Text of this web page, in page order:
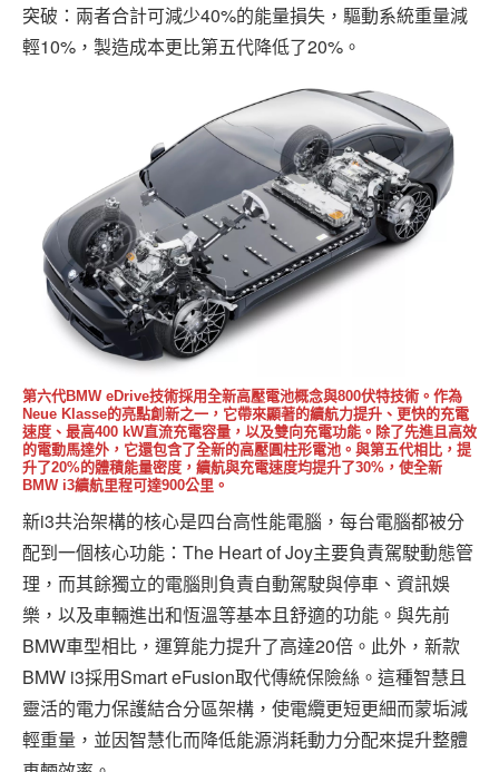
突破：兩者合計可減少40%的能量損失，驅動系統重量減
輕10%，製造成本更比第五代降低了20%。
第六代BMW eDrive技術採用全新高壓電池概念與800伏特技術。作為
Neue Klasse的亮點創新之一，它帶來顯著的續航力提升、更快的充電
速度、最高400 kW直流充電容量，以及雙向充電功能。除了先進且高效
的電動馬達外，它還包含了全新的高壓圓柱形電池。與第五代相比，提
升了20%的體積能量密度，續航與充電速度均提升了30%，使全新
BMW i3續航里程可達900公里。
新i3共治架構的核心是四台高性能電腦，每台電腦都被分
配到一個核心功能：The Heart of Joy主要負責駕駛動態管
理，而其餘獨立的電腦則負責自動駕駛與停車、資訊娛
樂，以及車輛進出和恆溫等基本且舒適的功能。與先前
BMW車型相比，運算能力提升了高達20倍。此外，新款
BMW i3採用Smart eFusion取代傳統保險絲。這種智慧且
靈活的電力保護結合分區架構，使電纜更短更細而蒙垢減
輕重量，並因智慧化而降低能源消耗動力分配來提升整體